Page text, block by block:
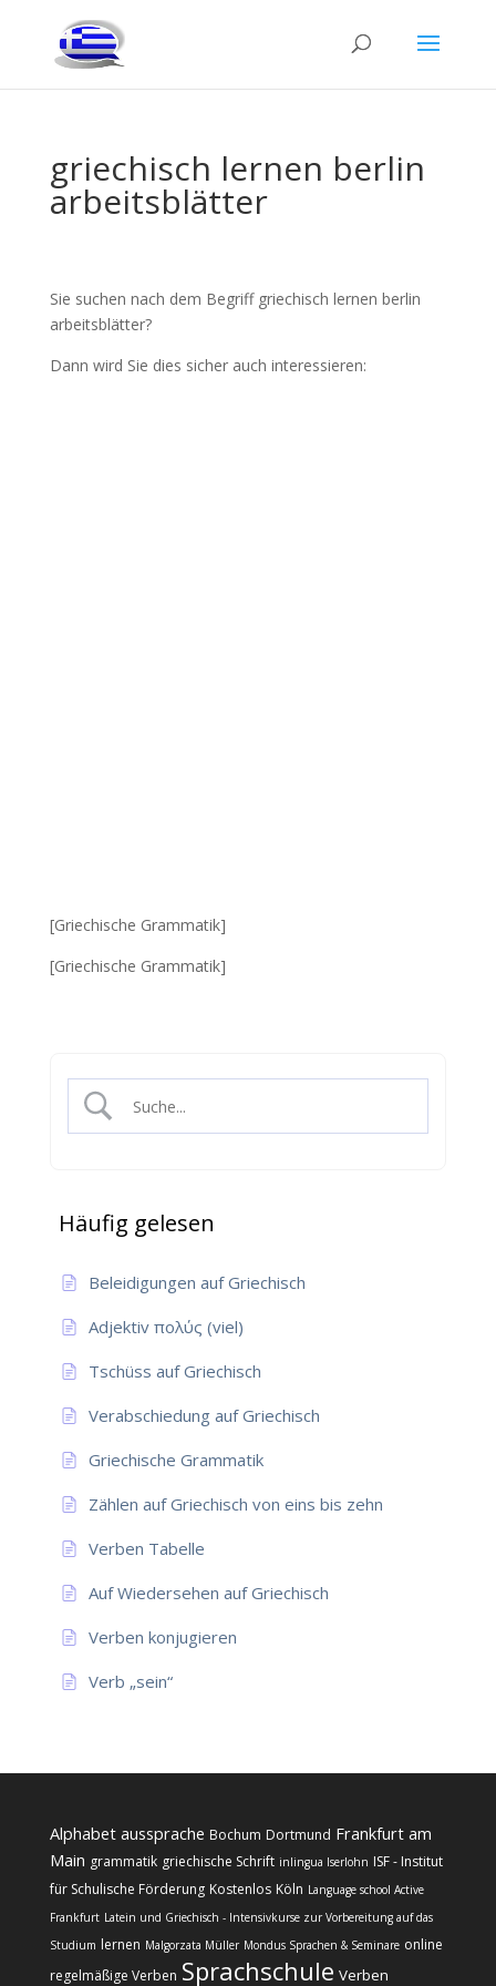
griechisch lernen berlin
arbeitsblätter
Sie suchen nach dem Begriff griechisch lernen berlin
arbeitsblätter?
Dann wird Sie dies sicher auch interessieren:
[Griechische Grammatik]
[Griechische Grammatik]
Häufig gelesen
Beleidigungen auf Griechisch
Adjektiv πολύς (viel)
Tschüss auf Griechisch
Verabschiedung auf Griechisch
Griechische Grammatik
Zählen auf Griechisch von eins bis zehn
Verben Tabelle
Auf Wiedersehen auf Griechisch
Verben konjugieren
Verb „sein“
Alphabet aussprache Bochum Dortmund Frankfurt am
Main grammatik griechische Schrift inlingua Iserlohn ISF - Institut
für Schulische Förderung Kostenlos Köln Language school Active
Frankfurt Latein und Griechisch - Intensivkurse zur Vorbereitung auf das
Studium lernen Malgorzata Müller Mondus Sprachen & Seminare online
regelmäßige Verben Sprachschule Verben